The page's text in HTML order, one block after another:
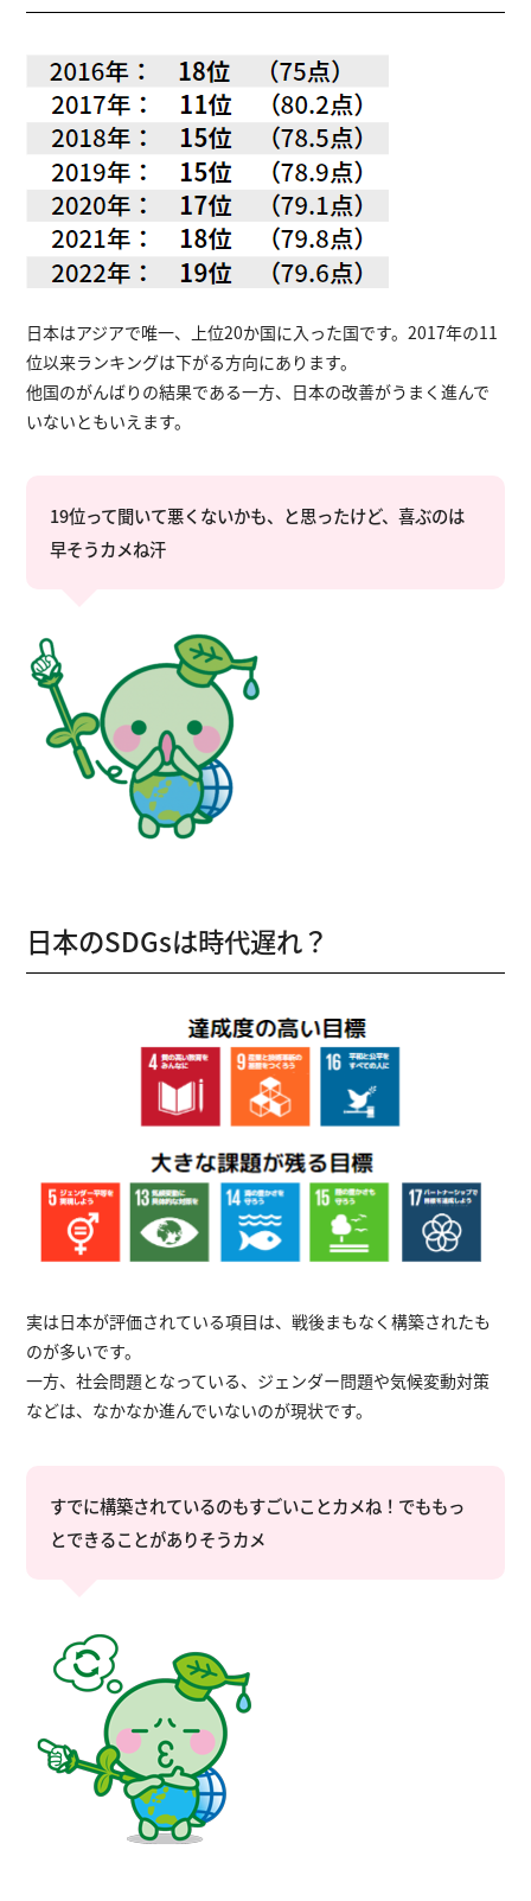
日本はアジアで唯一、上位20か国に入った国です。2017年の11
位以来ランキングは下がる方向にあります。
他国のがんばりの結果である一方、日本の改善がうまく進んで
いないともいえます。
19位って聞いて悪くないかも、と思ったけど、喜ぶのは
早そうカメね汗
日本のSDGsは時代遅れ？
実は日本が評価されている項目は、戦後まもなく構築されたも
のが多いです。
一方、社会問題となっている、ジェンダー問題や気候変動対策
などは、なかなか進んでいないのが現状です。
すでに構築されているのもすごいことカメね！でももっ
とできることがありそうカメ